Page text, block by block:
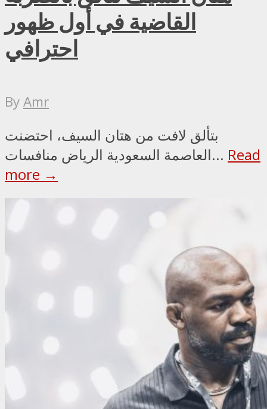
القاضية في أول ظهور
احترافي
ByAmr
بتألق لافت من هتان السيف، احتضنت
العاصمة السعودية الرياض منافسات... Read
more →